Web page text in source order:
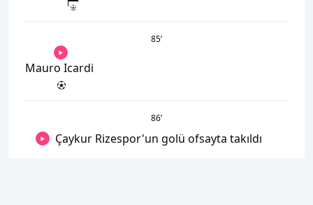
85’
Mauro Icardi
86’
Çaykur Rizespor'un golü ofsayta takıldı